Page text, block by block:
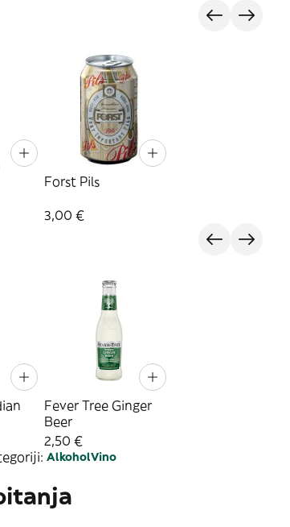
Forst Pils
3,00 €
Fever Tree Ginger
Beer
2,50 €
AlkoholVino